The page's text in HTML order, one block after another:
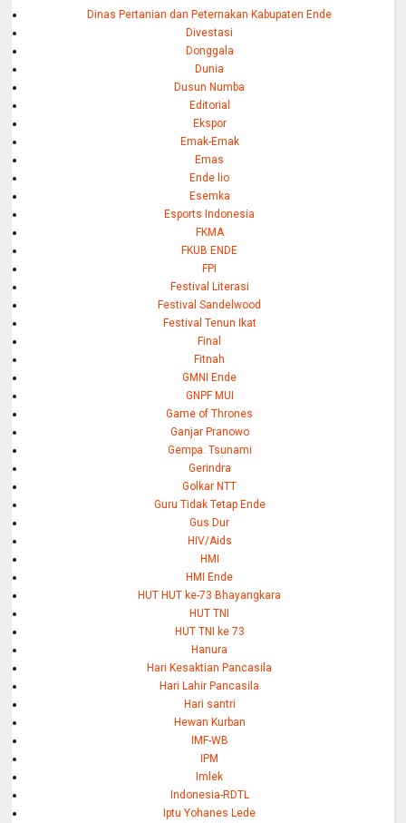
Dinas Pertanian dan Peternakan Kabupaten Ende
Divestasi
Donggala
Dunia
Dusun Numba
Editorial
Ekspor
Emak-Emak
Emas
Ende lio
Esemka
Esports Indonesia
FKMA
FKUB ENDE
FPI
Festival Literasi
Festival Sandelwood
Festival Tenun Ikat
Final
Fitnah
GMNI Ende
GNPF MUI
Game of Thrones
Ganjar Pranowo
Gempa. Tsunami
Gerindra
Golkar NTT
Guru Tidak Tetap Ende
Gus Dur
HIV/Aids
HMI
HMI Ende
HUT HUT ke-73 Bhayangkara
HUT TNI
HUT TNI ke 73
Hanura
Hari Kesaktian Pancasila
Hari Lahir Pancasila
Hari santri
Hewan Kurban
IMF-WB
IPM
Imlek
Indonesia-RDTL
Iptu Yohanes Lede